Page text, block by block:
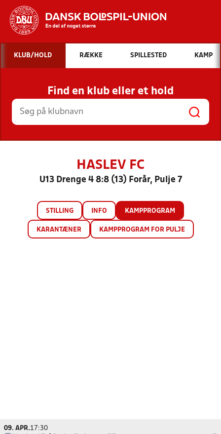
Hvad vil du søge efter?
INDHOLD OG NYHEDER
STILLINGER, RESULTATER, KLUBBER OG
HOLD
KLUB/HOLD RÆKKE SPILLESTED KAMP
Find en klub eller et hold
HASLEV FC
U13 Drenge 4 8:8 (13) Forår, Pulje 7
STILLING INFO KAMPPROGRAM
KARANTÆNER KAMPPROGRAM FOR PULJE
09. APR.17:30